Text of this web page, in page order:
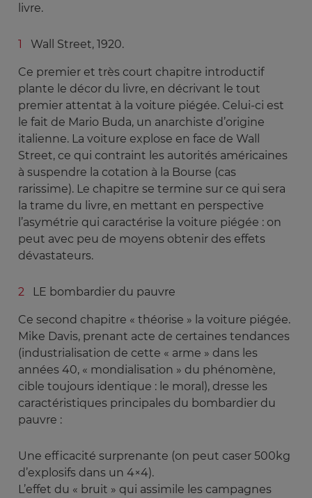
livre.
Wall Street, 1920.
Ce premier et très court chapitre introductif
plante le décor du livre, en décrivant le tout
premier attentat à la voiture piégée. Celui-ci est
le fait de Mario Buda, un anarchiste d’origine
italienne. La voiture explose en face de Wall
Street, ce qui contraint les autorités américaines
à suspendre la cotation à la Bourse (cas
rarissime). Le chapitre se termine sur ce qui sera
la trame du livre, en mettant en perspective
l’asymétrie qui caractérise la voiture piégée : on
peut avec peu de moyens obtenir des effets
dévastateurs.
LE bombardier du pauvre
Ce second chapitre « théorise » la voiture piégée.
Mike Davis, prenant acte de certaines tendances
(industrialisation de cette « arme » dans les
années 40, « mondialisation » du phénomène,
cible toujours identique : le moral), dresse les
caractéristiques principales du bombardier du
pauvre :
Une efficacité surprenante (on peut caser 500kg
d’explosifs dans un 4×4).
L’effet du « bruit » qui assimile les campagnes